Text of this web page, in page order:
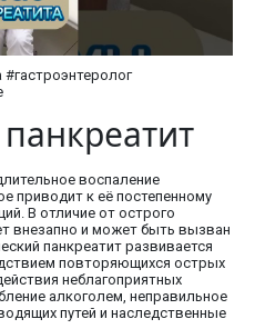
воспаление
приводит к её постепенному
В отличие от острого
внезапно и может быть вызван
панкреатит развивается
повторяющихся острых
неблагоприятных
алкоголем, неправильное
путей и наследственные